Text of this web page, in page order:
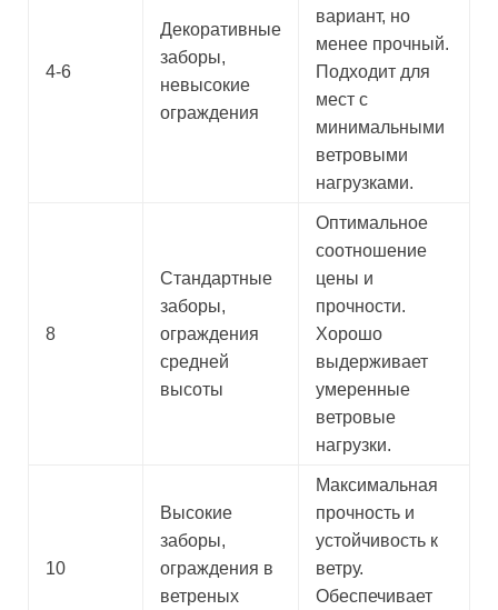
4-6
Декоративные
заборы,
невысокие
ограждения
вариант, но
менее прочный.
Подходит для
мест с
минимальными
ветровыми
нагрузками.
8
Стандартные
заборы,
ограждения
средней
высоты
Оптимальное
соотношение
цены и
прочности.
Хорошо
выдерживает
умеренные
ветровые
нагрузки.
10
Высокие
заборы,
ограждения в
ветреных
Максимальная
прочность и
устойчивость к
ветру.
Обеспечивает